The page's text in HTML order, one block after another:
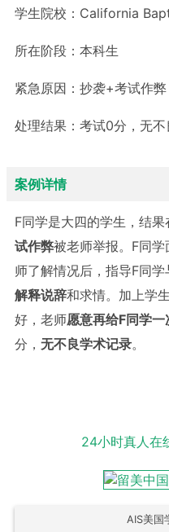
学生院校： California
所在阶段： 本科生
紧急原因： 抄袭+考试作弊
处理结果： 考试0分，无
案例详情
F同学是大四的学生，结
试作弊被老师举报。F同学
师了解情况后，指导F同学
解释说辞和求情。加上学
好，老师愿意再给F同学一
分， 无不良学术记录。
24小时真人在
AIS美国